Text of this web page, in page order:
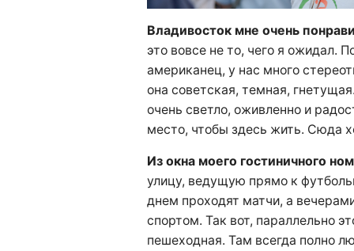
Владивосток мне очень
это вовсе не то, чего я ожидал.
американец, у нас много
она советская, темная,
очень светло, оживленно и
место, чтобы здесь жить. Сюда
Из окна моего гостиничного
улицу, ведущую прямо к
днем проходят матчи, а
спортом. Так вот, параллельно
пешеходная. Там всегда полно